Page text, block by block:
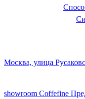
Москва, улица
showroom Coffefine